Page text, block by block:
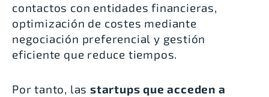
contactos con entidades financieras,
optimización de costes mediante
negociación preferencial y gestión
eficiente que reduce tiempos.
Por tanto, las startups que acceden a